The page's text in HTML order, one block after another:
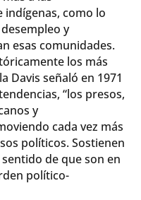
indígenas, como lo
y
esas comunidades.
los más
Davis señaló en 1971
“los presos,
y
cada vez más
políticos. Sostienen
de que son en
político-